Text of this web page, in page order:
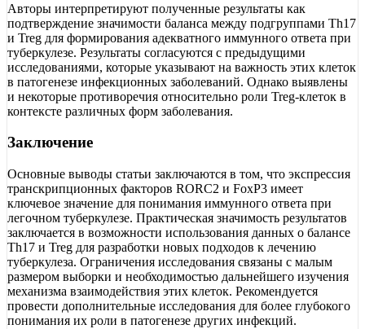
Авторы интерпретируют полученные результаты как
подтверждение значимости баланса между подгруппами Th17
и Treg для формирования адекватного иммунного ответа при
туберкулезе. Результаты согласуются с предыдущими
исследованиями, которые указывают на важность этих клеток
в патогенезе инфекционных заболеваний. Однако выявлены
и некоторые противоречия относительно роли Treg-клеток в
контексте различных форм заболевания.
Заключение
Основные выводы статьи заключаются в том, что экспрессия
транскрипционных факторов RORC2 и FoxP3 имеет
ключевое значение для понимания иммунного ответа при
легочном туберкулезе. Практическая значимость результатов
заключается в возможности использования данных о балансе
Th17 и Treg для разработки новых подходов к лечению
туберкулеза. Ограничения исследования связаны с малым
размером выборки и необходимостью дальнейшего изучения
механизма взаимодействия этих клеток. Рекомендуется
провести дополнительные исследования для более глубокого
понимания их роли в патогенезе других инфекций.